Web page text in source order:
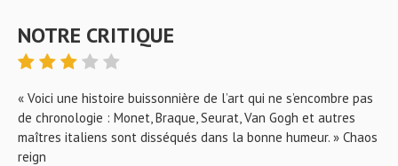
NOTRE CRITIQUE
« Voici une histoire buissonnière de l’art qui ne s’encombre pas
de chronologie : Monet, Braque, Seurat, Van Gogh et autres
maîtres italiens sont disséqués dans la bonne humeur. » Chaos
reign